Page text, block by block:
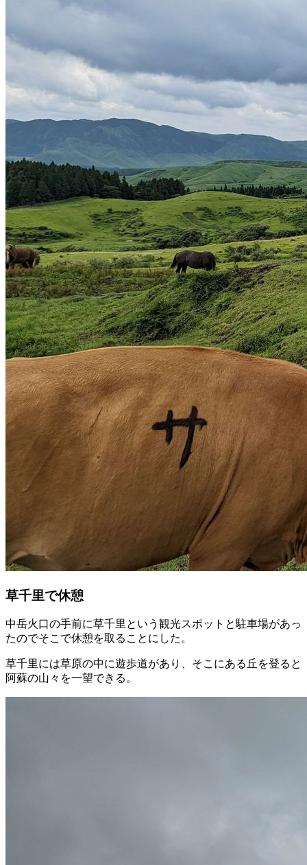
草千里で休憩
中岳火口の手前に草千里という観光スポットと駐車場があっ
たのでそこで休憩を取ることにした。
草千里には草原の中に遊歩道があり、そこにある丘を登ると
阿蘇の山々を一望できる。